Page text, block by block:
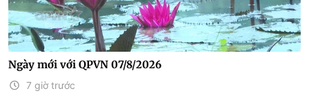
Ngày mới với QPVN 07/8/2026
7 giờ trước